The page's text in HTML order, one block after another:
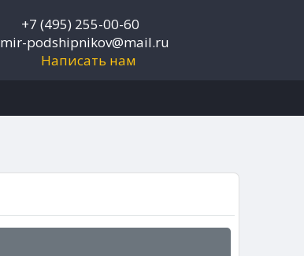
+7 (495) 255-00-60
mir-podshipnikov@mail.ru
Написать нам